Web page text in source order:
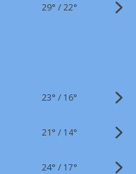
29° /22°
23° / 16°
21° / 14°
24° / 17°